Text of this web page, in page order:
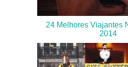
24 Melhores Viajantes
2014